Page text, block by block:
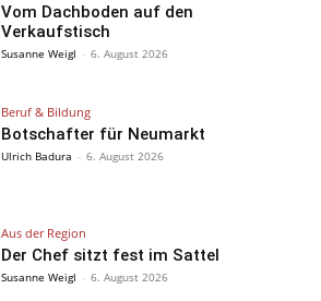
Vom Dachboden auf den
Verkaufstisch
Susanne Weigl - 6. August 2026
Beruf & Bildung
Botschafter für Neumarkt
Ulrich Badura - 6. August 2026
Aus der Region
Der Chef sitzt fest im Sattel
Susanne Weigl - 6. August 2026